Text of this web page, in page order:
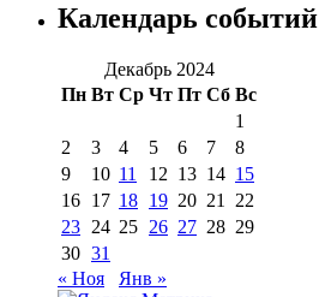
Календарь событий
Декабрь 2024
Пн Вт Ср Чт Пт Сб Вс
1
2
3 4 5 6 7
8
9
10 11 12 13 14 15
16 17 18 19 20 21
22
23 24 25 26 27 28 29
30 31
« Ноя
Янв »